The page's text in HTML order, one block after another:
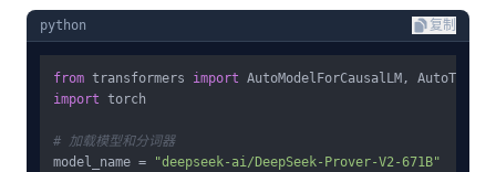
python 复制
from transformers import
import torch
# 加载模型和分词器
model_name =
"deepseek-ai/DeepSeek-Prover-V2-671B"